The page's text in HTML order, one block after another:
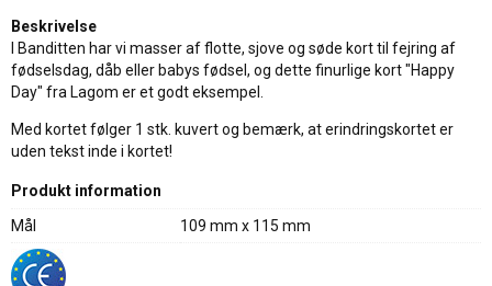
Beskrivelse
I Banditten har vi masser af flotte, sjove og søde kort til fejring af
fødselsdag, dåb eller babys fødsel, og dette finurlige kort "Happy
Day" fra Lagom er et godt eksempel.
Med kortet følger 1 stk. kuvert og bemærk, at erindringskortet er
uden tekst inde i kortet!
Produkt information
Mål
109 mm x 115 mm